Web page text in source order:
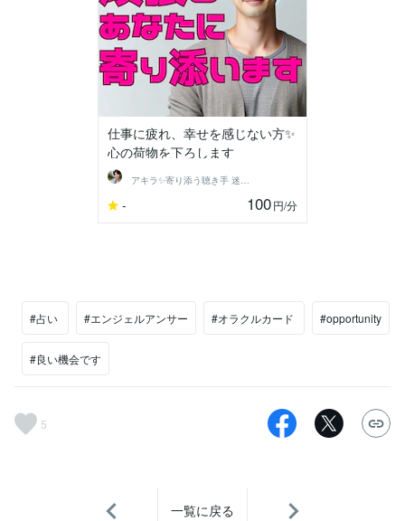
仕事に疲れ、幸せを感じない方✨
心の荷物を下ろします
- 100円/分
#占い #エンジェルアンサー #オラクルカード #opportunity
#良い機会です
5
一覧に戻る